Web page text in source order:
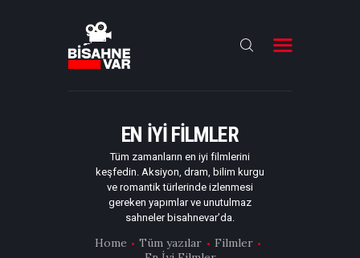
EN İYI FILMLER
Tüm zamanların en iyi filmlerini
keşfedin. Aksiyon, dram, bilim kurgu
ve romantik türlerinde izlenmesi
gereken yapımlar ve unutulmaz
sahneler bisahnevar’da.
Home Tüm yazılar
Filmler
DIZILER
OYUNCULAR
DAHA FAZLASI